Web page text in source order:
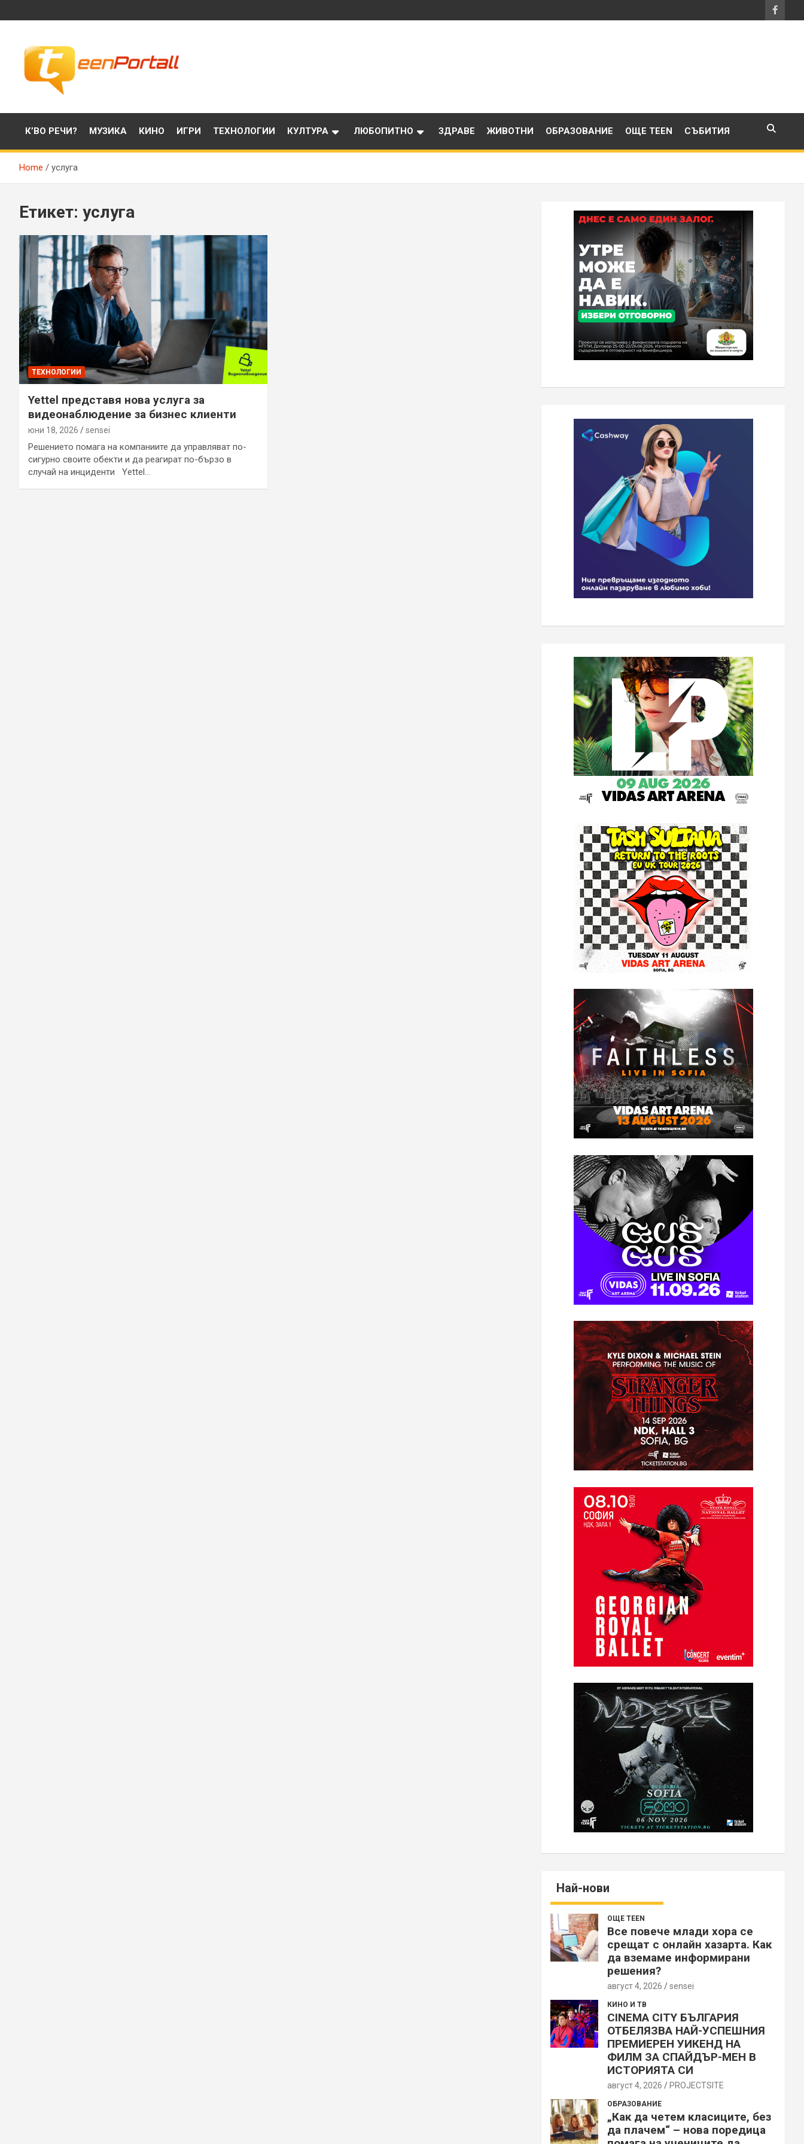
to
TeenPortall
К’ВО РЕЧИ? МУЗИКА КИНО ИГРИ ТЕХНОЛОГИИ КУЛТУРА ЛЮБОПИТНО ЗДРАВЕ ЖИВОТНИ ОБРАЗОВАНИЕ ОЩЕ TEEN СЪБИТИЯ
Home услуга
Етикет: услуга
ТЕХНОЛОГИИ
Yettel представя нова услуга за
видеонаблюдение за бизнес клиенти
юни 18, 2026 sensei
Решението помага на компаниите да управляват по-
сигурно своите обекти и да реагират по-бързо в
случай на инциденти Yettel…
Най-нови
ОЩЕ TEEN
Все повече млади хора се
срещат с онлайн хазарта. Как
да вземаме информирани
решения?
август 4, 2026 sensei
КИНО И ТВ
CINEMA CITY БЪЛГАРИЯ
ОТБЕЛЯЗВА НАЙ-УСПЕШНИЯ
ПРЕМИЕРЕН УИКЕНД НА
ФИЛМ ЗА СПАЙДЪР-МЕН В
ИСТОРИЯТА СИ
август 4, 2026 PROJECTSITЕ
ОБРАЗОВАНИЕ
„Как да четем класиците, без
да плачем“ – нова поредица